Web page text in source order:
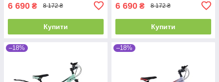
6 690 ₴ 8 172 ₴
Купити
6 690 ₴ 8 172 ₴
Купити
–18% –18%